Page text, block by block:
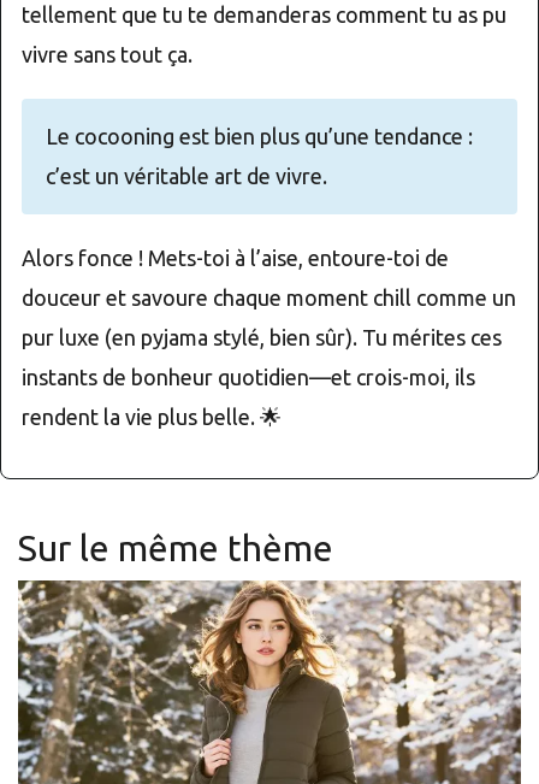
tellement que tu te demanderas comment tu as pu
vivre sans tout ça.
Le cocooning est bien plus qu’une tendance :
c’est un véritable art de vivre.
Alors fonce ! Mets-toi à l’aise, entoure-toi de
douceur et savoure chaque moment chill comme un
pur luxe (en pyjama stylé, bien sûr). Tu mérites ces
instants de bonheur quotidien—et crois-moi, ils
rendent la vie plus belle. 🌟
Sur le même thème